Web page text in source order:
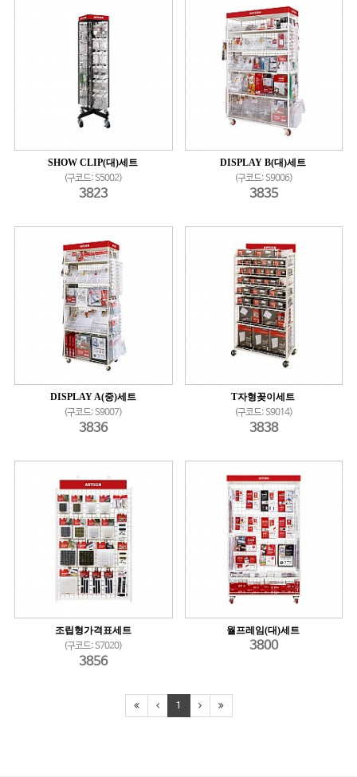
SHOW CLIP(대)세트
(구코드: S5002)
3823
DISPLAY B(대)세트
(구코드: S9006)
3835
DISPLAY A(중)세트
(구코드: S9007)
3836
T자형꽂이세트
(구코드: S9014)
3838
조립형가격표세트
(구코드: S7020)
3856
월프레임(대)세트
3800
1